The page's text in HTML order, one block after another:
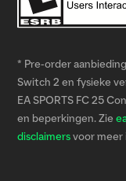
* Pre-order
Switch 2 en fysieke
EA SPORTS FC 25
en beperkingen. Zie
disclaimers voor meer